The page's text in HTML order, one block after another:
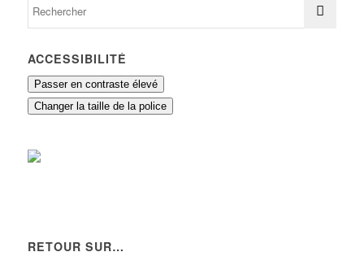
ACCESSIBILITÉ
Passer en contraste élevé
Changer la taille de la police
RETOUR SUR…